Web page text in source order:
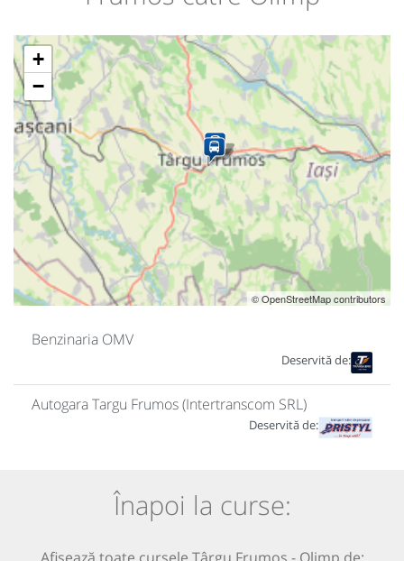
+
−
© OpenStreetMap contributors
Benzinaria OMV
Deservită de:
Autogara Targu Frumos (Intertranscom SRL)
Deservită de:
Înapoi la curse: